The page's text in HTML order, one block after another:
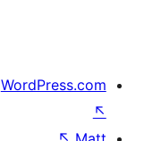
WordPress.com
↖